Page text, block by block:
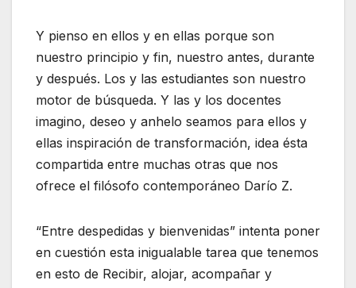
Y pienso en ellos y en ellas porque son
nuestro principio y fin, nuestro antes, durante
y después. Los y las estudiantes son nuestro
motor de búsqueda. Y las y los docentes
imagino, deseo y anhelo seamos para ellos y
ellas inspiración de transformación, idea ésta
compartida entre muchas otras que nos
ofrece el filósofo contemporáneo Darío Z.
“Entre despedidas y bienvenidas” intenta poner
en cuestión esta inigualable tarea que tenemos
en esto de Recibir, alojar, acompañar y